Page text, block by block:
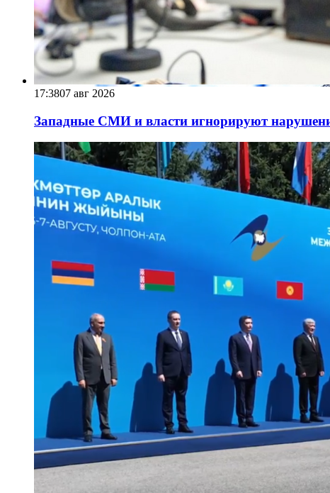
17:3807 авг 2026
Западные СМИ и власти игнорируют